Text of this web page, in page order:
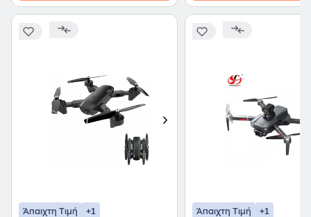
Άπαιχτη Τιμή +1 Άπαιχτη Τιμή +1